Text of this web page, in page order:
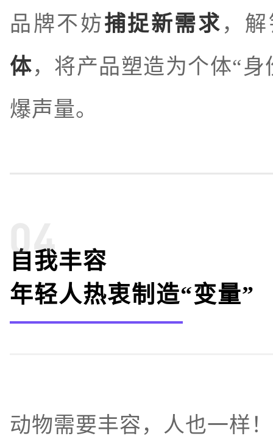
品牌不妨捕捉新需求 ，
体，将产品塑造为个体“
爆声量。
自我丰容
年轻人热衷制造“变量”
动物需要丰容，人也一样！